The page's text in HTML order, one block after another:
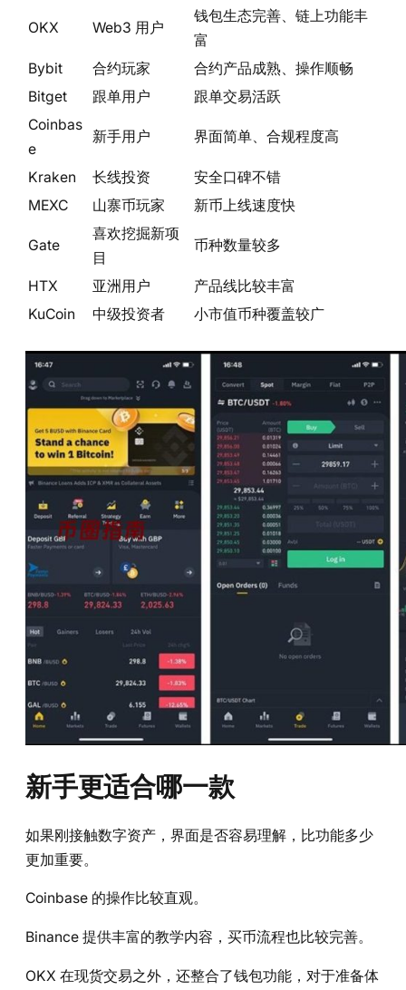
OKX Web3 用户
钱包生态完善、链上功能丰
富
Bybit
合约玩家
合约产品成熟、操作顺畅
Bitget
跟单用户
跟单交易活跃
Coinbas
e
新手用户 界面简单、合规程度高
Kraken 长线投资
安全口碑不错
MEXC
山寨币玩家 新币上线速度快
Gate
喜欢挖掘新项
目
币种数量较多
HTX 亚洲用户
产品线比较丰富
KuCoin
中级投资者 小市值币种覆盖较广
新手更适合哪一款
如果刚接触数字资产，界面是否容易理解，比功能多少
更加重要。
Coinbase 的操作比较直观。
Binance 提供丰富的教学内容，买币流程也比较完善。
OKX 在现货交易之外，还整合了钱包功能，对于准备体